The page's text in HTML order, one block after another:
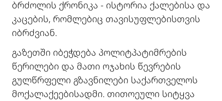
ბრძოლის ქრონიკა - ისტორია ქალებისა და
კაცების, რომლებიც თავისუფლებისთვის
იბრძვიან.
გაზეთში იბეჭდება პოლიტპატიმრების
წერილები და მათი ოჯახის წევრების
გულწრფელი გზავნილები საქართველოს
მოქალაქეებისადმი. თითოეული სიტყვა